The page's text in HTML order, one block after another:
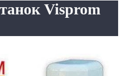
Visprom